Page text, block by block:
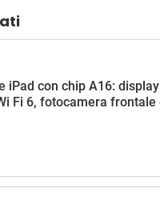
iPad con chip A16:
Fi 6, fotocamera frontale